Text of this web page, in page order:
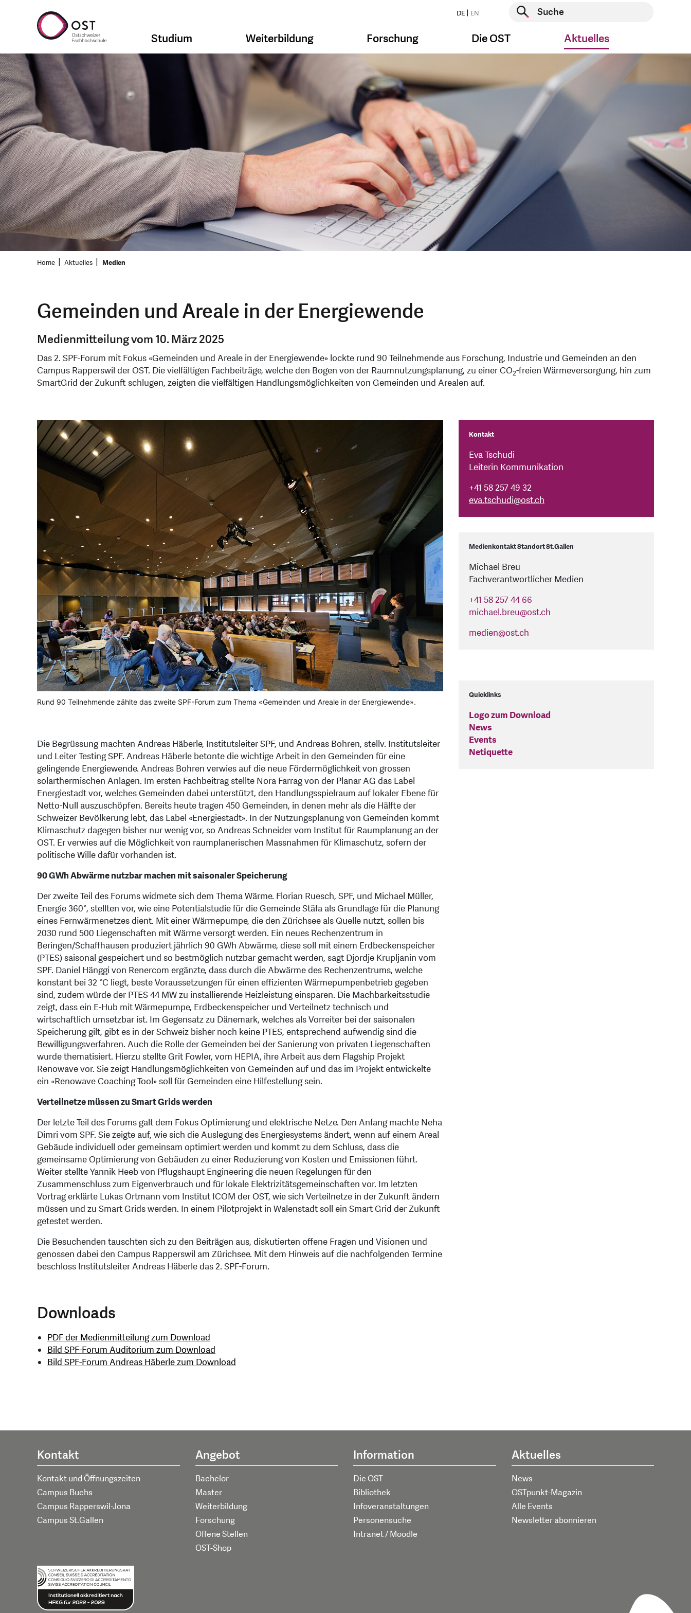
DE EN
Suche starten
Studium Weiterbildung Forschung Die OST Aktuelles
Home Aktuelles Medien
Gemeinden und Areale in der Energiewende
Medienmitteilung vom 10. März 2025
Das 2. SPF-Forum mit Fokus «Gemeinden und Areale in der Energiewende» lockte rund 90 Teilnehmende aus Forschung, Industrie und Gemeinden an den
Campus Rapperswil der OST. Die vielfältigen Fachbeiträge, welche den Bogen von der Raumnutzungsplanung, zu einer CO2-freien Wärmeversorgung, hin zum
SmartGrid der Zukunft schlugen, zeigten die vielfältigen Handlungsmöglichkeiten von Gemeinden und Arealen auf.
Rund 90 Teilnehmende zählte das zweite SPF-Forum zum Thema «Gemeinden und Areale in der Energiewende».
Die Begrüssung machten Andreas Häberle, Institutsleiter SPF, und Andreas Bohren, stellv. Institutsleiter
und Leiter Testing SPF. Andreas Häberle betonte die wichtige Arbeit in den Gemeinden für eine
gelingende Energiewende. Andreas Bohren verwies auf die neue Fördermöglichkeit von grossen
solarthermischen Anlagen. Im ersten Fachbeitrag stellte Nora Farrag von der Planar AG das Label
Energiestadt vor, welches Gemeinden dabei unterstützt, den Handlungsspielraum auf lokaler Ebene für
Netto-Null auszuschöpfen. Bereits heute tragen 450 Gemeinden, in denen mehr als die Hälfte der
Schweizer Bevölkerung lebt, das Label «Energiestadt». In der Nutzungsplanung von Gemeinden kommt
Klimaschutz dagegen bisher nur wenig vor, so Andreas Schneider vom Institut für Raumplanung an der
OST. Er verwies auf die Möglichkeit von raumplanerischen Massnahmen für Klimaschutz, sofern der
politische Wille dafür vorhanden ist.
90 GWh Abwärme nutzbar machen mit saisonaler Speicherung
Der zweite Teil des Forums widmete sich dem Thema Wärme. Florian Ruesch, SPF, und Michael Müller,
Energie 360°, stellten vor, wie eine Potentialstudie für die Gemeinde Stäfa als Grundlage für die Planung
eines Fernwärmenetzes dient. Mit einer Wärmepumpe, die den Zürichsee als Quelle nutzt, sollen bis
2030 rund 500 Liegenschaften mit Wärme versorgt werden. Ein neues Rechenzentrum in
Beringen/Schaffhausen produziert jährlich 90 GWh Abwärme, diese soll mit einem Erdbeckenspeicher
(PTES) saisonal gespeichert und so bestmöglich nutzbar gemacht werden, sagt Djordje Krupljanin vom
SPF. Daniel Hänggi von Renercom ergänzte, dass durch die Abwärme des Rechenzentrums, welche
konstant bei 32 °C liegt, beste Voraussetzungen für einen effizienten Wärmepumpenbetrieb gegeben
sind, zudem würde der PTES 44 MW zu installierende Heizleistung einsparen. Die Machbarkeitsstudie
zeigt, dass ein E-Hub mit Wärmepumpe, Erdbeckenspeicher und Verteilnetz technisch und
wirtschaftlich umsetzbar ist. Im Gegensatz zu Dänemark, welches als Vorreiter bei der saisonalen
Speicherung gilt, gibt es in der Schweiz bisher noch keine PTES, entsprechend aufwendig sind die
Bewilligungsverfahren. Auch die Rolle der Gemeinden bei der Sanierung von privaten Liegenschaften
wurde thematisiert. Hierzu stellte Grit Fowler, vom HEPIA, ihre Arbeit aus dem Flagship Projekt
Renowave vor. Sie zeigt Handlungsmöglichkeiten von Gemeinden auf und das im Projekt entwickelte
ein «Renowave Coaching Tool» soll für Gemeinden eine Hilfestellung sein.
Verteilnetze müssen zu Smart Grids werden
Der letzte Teil des Forums galt dem Fokus Optimierung und elektrische Netze. Den Anfang machte Neha
Dimri vom SPF. Sie zeigte auf, wie sich die Auslegung des Energiesystems ändert, wenn auf einem Areal
Gebäude individuell oder gemeinsam optimiert werden und kommt zu dem Schluss, dass die
gemeinsame Optimierung von Gebäuden zu einer Reduzierung von Kosten und Emissionen führt.
Weiter stellte Yannik Heeb von Pflugshaupt Engineering die neuen Regelungen für den
Zusammenschluss zum Eigenverbrauch und für lokale Elektrizitätsgemeinschaften vor. Im letzten
Vortrag erklärte Lukas Ortmann vom Institut ICOM der OST, wie sich Verteilnetze in der Zukunft ändern
müssen und zu Smart Grids werden. In einem Pilotprojekt in Walenstadt soll ein Smart Grid der Zukunft
getestet werden.
Die Besuchenden tauschten sich zu den Beiträgen aus, diskutierten offene Fragen und Visionen und
genossen dabei den Campus Rapperswil am Zürichsee. Mit dem Hinweis auf die nachfolgenden Termine
beschloss Institutsleiter Andreas Häberle das 2. SPF-Forum.
Downloads
PDF der Medienmitteilung zum Download
Bild SPF-Forum Auditorium zum Download
Bild SPF-Forum Andreas Häberlezum Download
Kontakt
Eva Tschudi
Leiterin Kommunikation
+41 58 257 49 32
eva.tschudi@ost.ch
Medienkontakt Standort St.Gallen
Michael Breu
Fachverantwortlicher Medien
+41 58 257 44 66
michael.breu@ost.ch
medien@ost.ch
Quicklinks
Logo zum Download
News
Events
Netiquette
Kontakt
Kontakt und Öffnungszeiten
Campus Buchs
Campus Rapperswil-Jona
Campus St.Gallen
Angebot
Bachelor
Master
Weiterbildung
Forschung
Offene Stellen
OST-Shop
Information
Die OST
Bibliothek
Infoveranstaltungen
Personensuche
Intranet / Moodle
Aktuelles
News
OSTpunkt-Magazin
Alle Events
Newsletter abonnieren